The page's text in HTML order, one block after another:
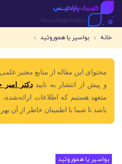
خانه بواسیر یا هموروئید
محتوای این مقاله از منابع معتبر
و پیش از انتشار به تاییددکتر
متعهد هستیم که اطلاعات
باشد تا شما با اطمینان خاطر از آن
بواسیر یا هموروئید